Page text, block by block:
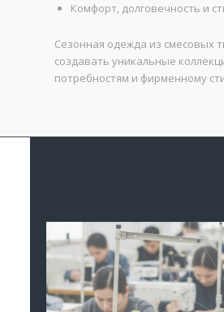
Комфорт, долговечность и
Сезонная одежда из смесовых
создавать уникальные
потребностям и фирменному